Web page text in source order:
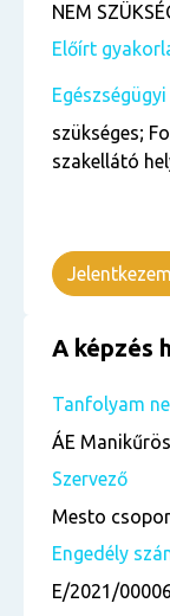
NEM
Előírt
szükséges;
szakellátó
A képzés
Tanfolyam
ÁE
Szervező
Mesto
Engedély
E/2021/